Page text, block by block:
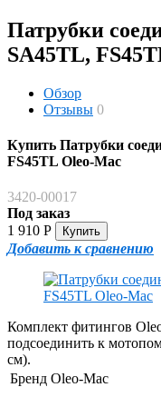
Патрубки
SA45TL,
Обзор
Отзывы 0
Купить Патрубки
FS45TL Oleo-Mac
3420-00017
Под заказ
1 910 Р
Добавить к сравнению
Комплект фитингов
подсоединить к
см).
Бренд Oleo-Mac